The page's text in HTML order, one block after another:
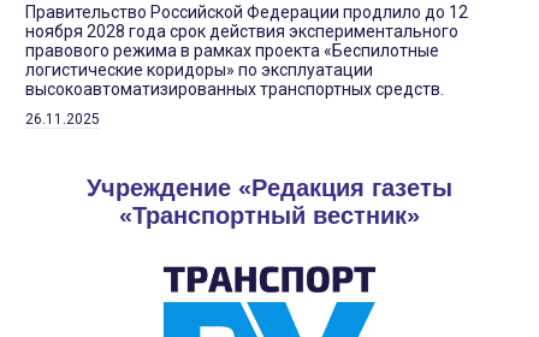
Правительство Российской Федерации продлило до 12
ноября 2028 года срок действия экспериментального
правового режима в рамках проекта «Беспилотные
логистические коридоры» по эксплуатации
высокоавтоматизированных транспортных средств.
26.11.2025
Учреждение «Редакция газеты
«Транспортный вестник»